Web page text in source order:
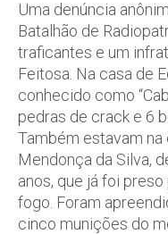
Uma denúncia
Batalhão de
traficantes e um
Feitosa. Na casa de
conhecido como
pedras de crack e 6
Também estavam
Mendonça da Silva,
anos, que já foi
fogo. Foram
cinco munições do